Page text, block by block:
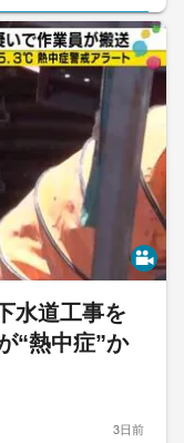
水道工事を
“熱中症”か
3日前